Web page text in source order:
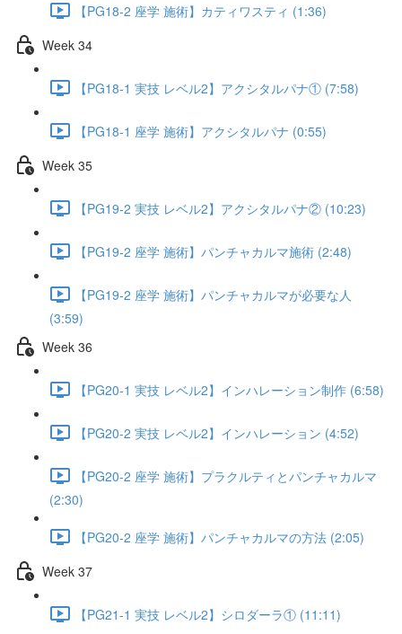
【PG18-2 座学 施術】カティワスティ (1:36)
Week 34
【PG18-1 実技 レベル2】アクシタルパナ① (7:58)
【PG18-1 座学 施術】アクシタルパナ (0:55)
Week 35
【PG19-2 実技 レベル2】アクシタルパナ② (10:23)
【PG19-2 座学 施術】パンチャカルマ施術 (2:48)
【PG19-2 座学 施術】パンチャカルマが必要な人
(3:59)
Week 36
【PG20-1 実技 レベル2】インハレーション制作 (6:58)
【PG20-2 実技 レベル2】インハレーション (4:52)
【PG20-2 座学 施術】プラクルティとパンチャカルマ
(2:30)
【PG20-2 座学 施術】パンチャカルマの方法 (2:05)
Week 37
【PG21-1 実技 レベル2】シロダーラ① (11:11)